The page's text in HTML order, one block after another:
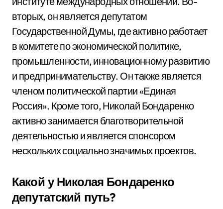
вторых, он является депутатом
Государственной Думы, где активно работает
в комитете по экономической политике,
промышленности, инновационному развитию
и предпринимательству. Он также является
членом политической партии «Единая
Россия». Кроме того, Николай Бондаренко
активно занимается благотворительной
деятельностью и является спонсором
нескольких социально значимых проектов.
Какой у Николая Бондаренко
депутатский путь?